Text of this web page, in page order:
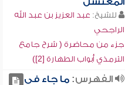
للشيخ: عبد العزيز بن عبد الله
الراجحي
جزء من محاضرة ( شرح جامع
الترمذي أبواب الطهارة [2])
الفهرس:ما جاء في